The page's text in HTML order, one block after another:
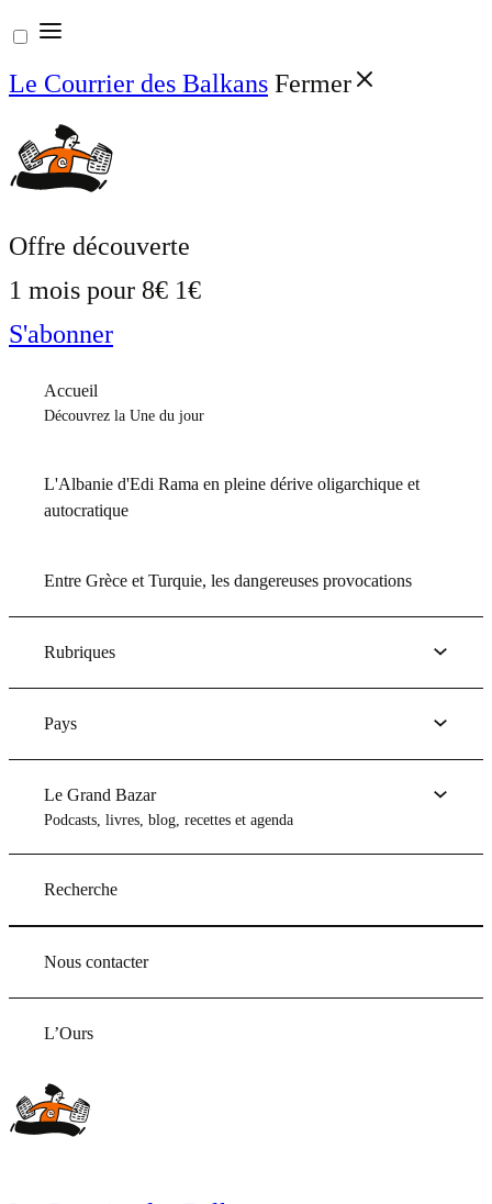
Aller
au
contenu
Le Courrier des Balkans Fermer
Offre découverte
1 mois pour 8€ 1€
S'abonner
Accueil
Découvrez la Une du jour
L'Albanie d'Edi Rama en pleine dérive oligarchique et
autocratique
Entre Grèce et Turquie, les dangereuses provocations
Rubriques
Pays
Le Grand Bazar
Podcasts, livres, blog, recettes et agenda
Recherche
Nous contacter
L’Ours